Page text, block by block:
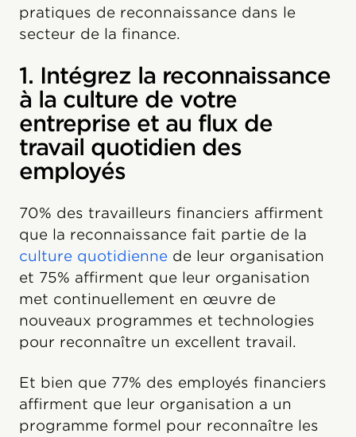
pratiques de reconnaissance dans le
secteur de la finance.
1. Intégrez la reconnaissance
à la culture de votre
entreprise et au flux de
travail quotidien des
employés
70% des travailleurs financiers affirment
que la reconnaissance fait partie de la
culture quotidienne de leur organisation
et 75% affirment que leur organisation
met continuellement en œuvre de
nouveaux programmes et technologies
pour reconnaître un excellent travail.
Et bien que 77% des employés financiers
affirment que leur organisation a un
programme formel pour reconnaître les